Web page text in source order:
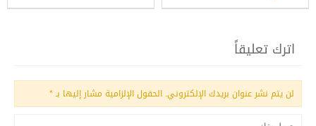
اترك تعليقاً
لن يتم نشر عنوان بريدك الإلكتروني. الحقول الإلزامية مشار إليها بـ*